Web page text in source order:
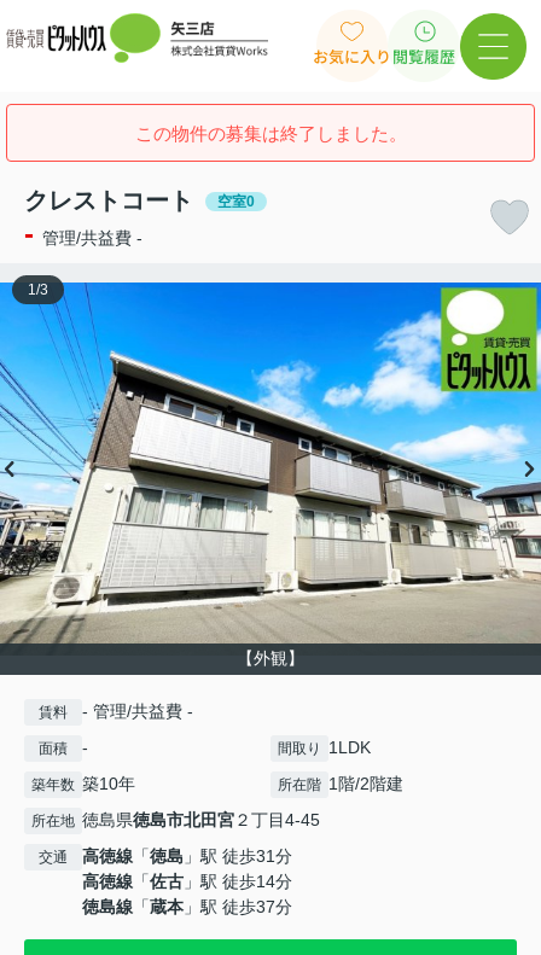
お気に入り 閲覧履歴
この物件の募集は終了しました。
クレストコート 空室0
- 管理/共益費 -
【外観】
1/3
賃料 - 管理/共益費 -
面積 - 間取り 1LDK
築年数 築10年 所在階 1階/2階建
所在地 徳島県徳島市北田宮２丁目4-45
交通 高徳線 「徳島 」駅 徒歩31分
高徳線 「佐古 」駅 徒歩14分
徳島線 「蔵本 」駅 徒歩37分